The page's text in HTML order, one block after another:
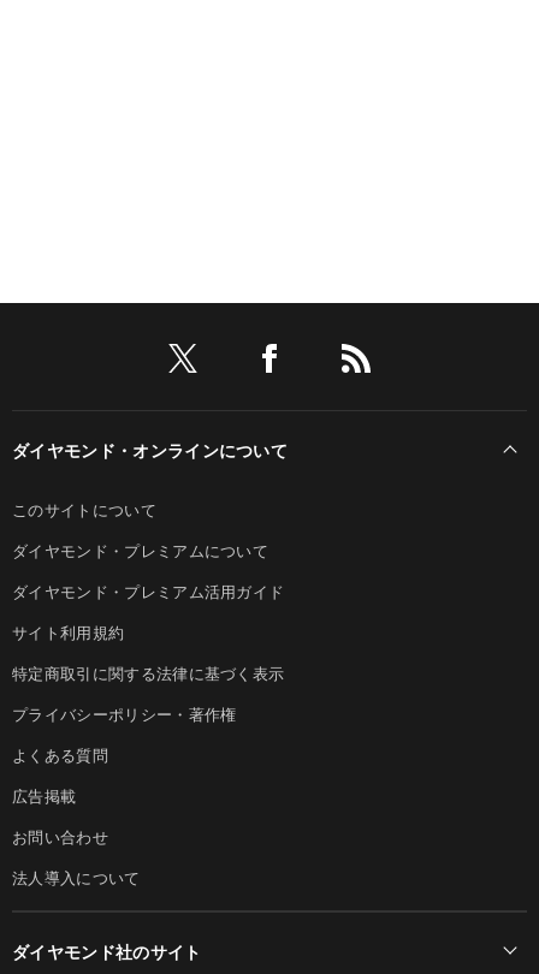
ダイヤモンド・オンラインについて
このサイトについて
ダイヤモンド・プレミアムについて
ダイヤモンド・プレミアム活用ガイド
サイト利用規約
特定商取引に関する法律に基づく表示
プライバシーポリシー・著作権
よくある質問
広告掲載
お問い合わせ
法人導入について
ダイヤモンド社のサイト